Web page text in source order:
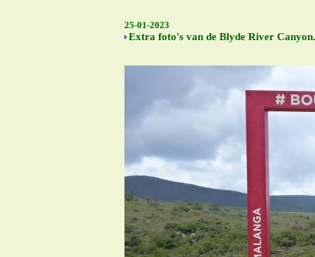
25-01-2023
Extra foto's van de Blyde River Canyon.